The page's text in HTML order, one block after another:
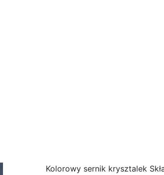
Kolorowy sernik krysztalek